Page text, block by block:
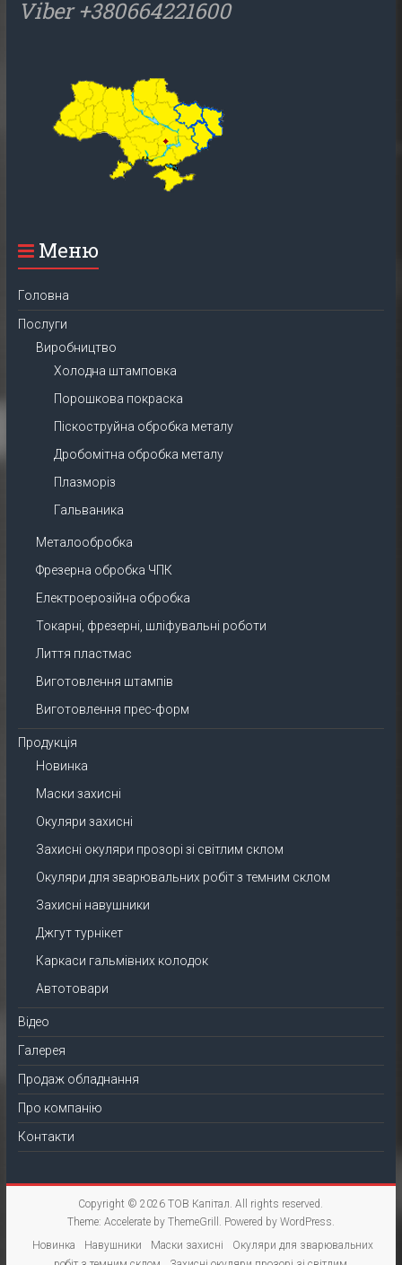
Viber +380664221600
Меню
Головна
Послуги
Виробництво
Холодна штамповка
Порошкова покраска
Піскоструйна обробка металу
Дробомітна обробка металу
Плазморіз
Гальваника
Металообробка
Фрезерна обробка ЧПК
Електроерозійна обробка
Токарні, фрезерні, шліфувальні роботи
Лиття пластмас
Виготовлення штампів
Виготовлення прес-форм
Продукція
Новинка
Маски захисні
Окуляри захисні
Захисні окуляри прозорі зі світлим склом
Окуляри для зварювальних робіт з темним склом
Захисні навушники
Джгут турнікет
Каркаси гальмівних колодок
Автотовари
Відео
Галерея
Продаж обладнання
Про компанію
Контакти
Copyright © 2026ТОВ Капітал. All rights reserved.
Theme: Accelerateby ThemeGrill. Powered by WordPress.
Новинка
Навушники Маски захисні
Окуляри для зварювальних